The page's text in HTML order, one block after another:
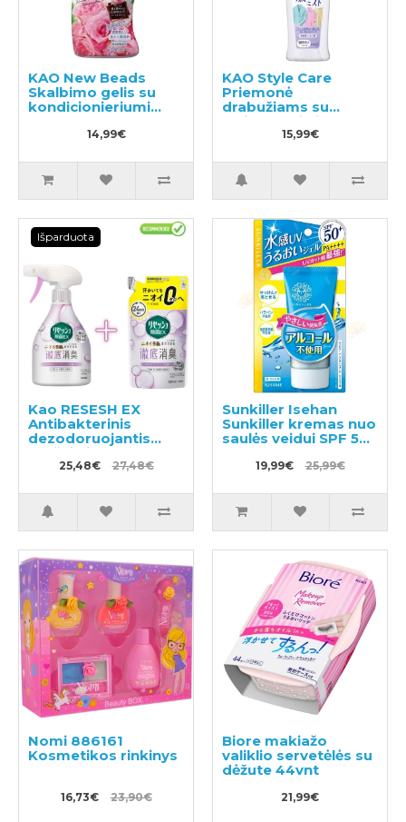
KAO New Beads
Skalbimo gelis su
kondicionieriumi
14,99€
KAO Style Care
Priemonė
drabužiams su
lyginamuoju ir
antistatiniu efektu
15,99€
Išparduota
Kao RESESH EX
Antibakterinis
dezodoruojantis
purškiklis
drabužiams ir
kvapas 370ml +
užpildas 320ml
25,48€ 27,48€
Sunkiller Isehan
Sunkiller kremas nuo
saulės veidui SPF 50+
19,99€ 25,99€
Nomi 886161
Kosmetikos rinkinys
16,73€ 23,90€
Biore makiažo
valiklio servetėlės su
dėžute 44vnt
21,99€